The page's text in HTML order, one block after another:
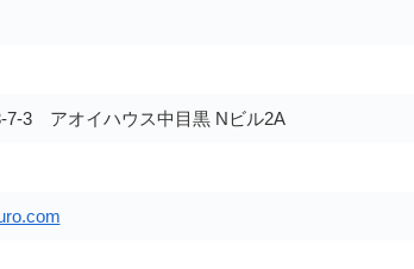
7-3 アオイハウス中目黒 Nビル2A